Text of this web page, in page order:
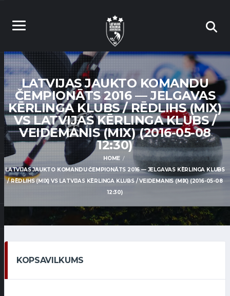
LATVIJAS JAUKTO KOMANDU
ČEMPIONĀTS 2016 — JELGAVAS
KĒRLINGA KLUBS / RĒDLIHS (MIX)
VS LATVIJAS KĒRLINGA KLUBS /
VEIDEMANIS (MIX) (2016-05-08
12:30)
HOME
LATVIJAS JAUKTO KOMANDU ČEMPIONĀTS 2016 — JELGAVAS KĒRLINGA KLUBS
/ RĒDLIHS (MIX) VS LATVIJAS KĒRLINGA KLUBS / VEIDEMANIS (MIX) (2016-05-08
12:30)
KOPSAVILKUMS